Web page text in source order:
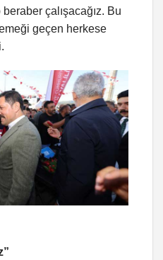
çalışacağız. Bu
geçen herkese